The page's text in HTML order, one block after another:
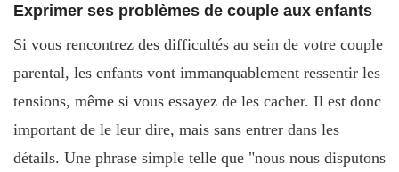
Exprimer ses problèmes de couple aux enfants
Si vous rencontrez des difficultés au sein de votre couple
parental, les enfants vont immanquablement ressentir les
tensions, même si vous essayez de les cacher. Il est donc
important de le leur dire, mais sans entrer dans les
détails. Une phrase simple telle que "nous nous disputons